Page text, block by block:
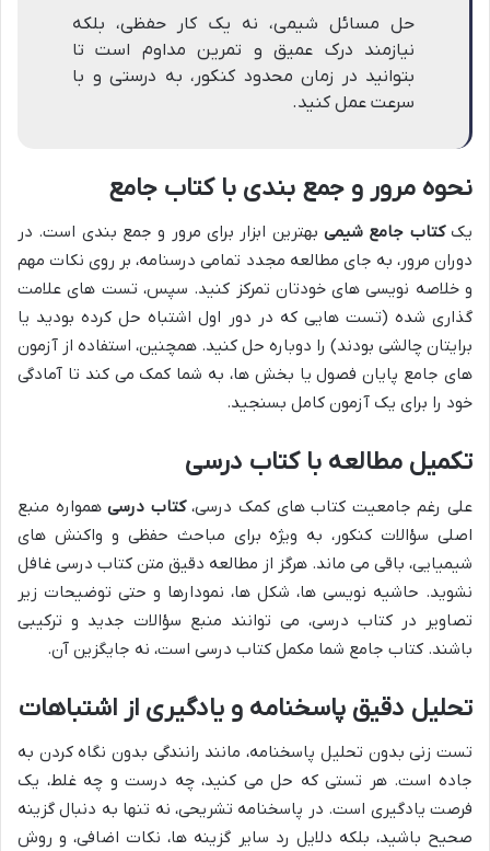
حل مسائل شیمی، نه یک کار حفظی، بلکه
نیازمند درک عمیق و تمرین مداوم است تا
بتوانید در زمان محدود کنکور، به درستی و با
سرعت عمل کنید.
نحوه مرور و جمع بندی با کتاب جامع
یککتاب جامع شیمی بهترین ابزار برای مرور و جمع بندی است. در
دوران مرور، به جای مطالعه مجدد تمامی درسنامه، بر روی نکات مهم
و خلاصه نویسی های خودتان تمرکز کنید. سپس، تست های علامت
گذاری شده (تست هایی که در دور اول اشتباه حل کرده بودید یا
برایتان چالشی بودند) را دوباره حل کنید. همچنین، استفاده از آزمون
های جامع پایان فصول یا بخش ها، به شما کمک می کند تا آمادگی
خود را برای یک آزمون کامل بسنجید.
تکمیل مطالعه با کتاب درسی
علی رغم جامعیت کتاب های کمک درسی،کتاب درسیهمواره منبع
اصلی سؤالات کنکور، به ویژه برای مباحث حفظی و واکنش های
شیمیایی، باقی می ماند. هرگز از مطالعه دقیق متن کتاب درسی غافل
نشوید. حاشیه نویسی ها، شکل ها، نمودارها و حتی توضیحات زیر
تصاویر در کتاب درسی، می توانند منبع سؤالات جدید و ترکیبی
باشند. کتاب جامع شما مکمل کتاب درسی است، نه جایگزین آن.
تحلیل دقیق پاسخنامه و یادگیری از اشتباهات
تست زنی بدون تحلیل پاسخنامه، مانند رانندگی بدون نگاه کردن به
جاده است. هر تستی که حل می کنید، چه درست و چه غلط، یک
فرصت یادگیری است. در پاسخنامه تشریحی، نه تنها به دنبال گزینه
صحیح باشید، بلکه دلایل رد سایر گزینه ها، نکات اضافی، و روش